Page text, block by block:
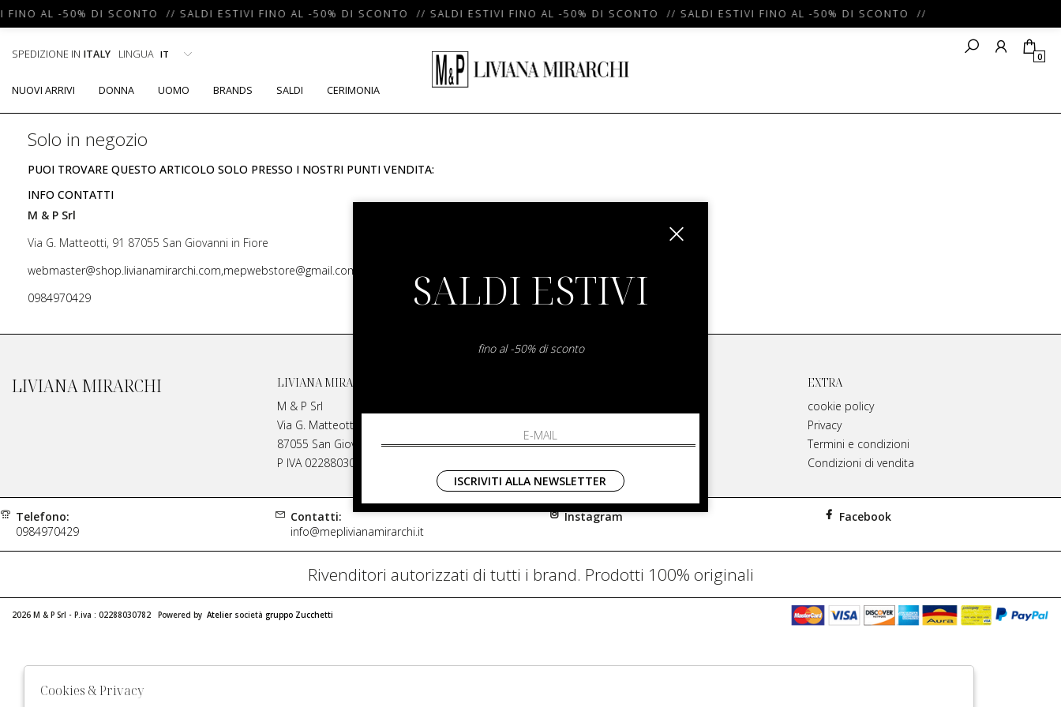
FINO AL -50% DI SCONTO // SALDI ESTIVI FINO AL -50% DI SCONTO // SALDI ESTIVI FINO AL -50% DI SCONTO // SALDI ESTIVI FINO AL -50% DI SCONTO //
SPEDIZIONE IN ITALY LINGUA 0
NUOVI ARRIVI DONNA UOMO BRANDS SALDI CERIMONIA
Solo in negozio
PUOI TROVARE QUESTO ARTICOLO SOLO PRESSO I NOSTRI PUNTI VENDITA:
INFO CONTATTI
M & P Srl
Via G. Matteotti, 91 87055 San Giovanni in Fiore
webmaster@shop.livianamirarchi.com,mepwebstore@gmail.com
0984970429
LIVIANA MIRARCHI
LIVIANA MIRARCHI
M & P Srl
Via G. Matteotti, 91
87055 San Giovanni in Fiore Italia
P IVA 02288030782
Contatti
Spedizione
EXTRA
cookie policy
Privacy
Termini e condizioni
Condizioni di vendita
Telefono:
0984970429
Contatti:
info@meplivianamirarchi.it
Instagram Facebook
Rivenditori autorizzati di tutti i brand. Prodotti 100% originali
2026 M & P Srl - P.iva : 02288030782 Powered by Atelier società gruppo Zucchetti
SALDI ESTIVI
fino al -50% di sconto
ISCRIVITI ALLA NEWSLETTER
Cookies & Privacy